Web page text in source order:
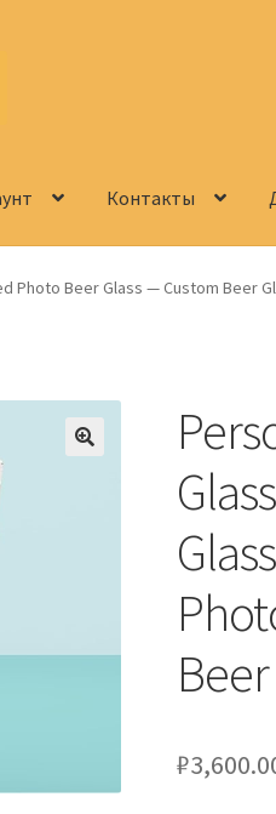
Контакты
Контакты Корзина О нас
Photo Beer Glass — Custom Beer
₽